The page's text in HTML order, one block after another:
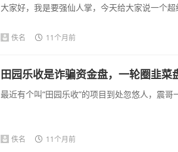
大家好，我是要强仙人掌，今天给大家说一个
佚名 11个月前
田园乐收是诈骗资金盘，一轮圈韭菜
最近有个叫“田园乐收”的项目到处忽悠人，震
佚名 11个月前